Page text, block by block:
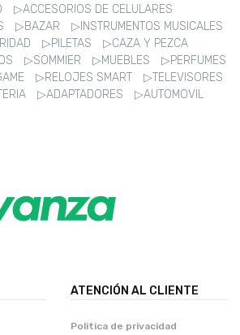
▷ACCESORIOS DE CELULARES
▷BAZAR
▷INSTRUMENTOS MUSICALES
▷PILETAS
▷CAZA Y PEZCA
▷SOMMIER ▷MUEBLES
▷PERFUMES
▷RELOJES SMART
▷TELEVISORES
▷ADAPTADORES
▷AUTOMOVIL
ATENCIÓN AL CLIENTE
Politica de privacidad